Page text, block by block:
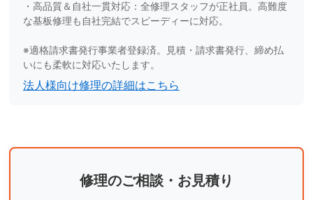
・高品質＆自社一貫対応：全修理スタッフが正社員。高難度
な基板修理も自社完結でスピーディーに対応。
※適格請求書発行事業者登録済。見積・請求書発行、締め払
いにも柔軟に対応いたします。
法人様向け修理の詳細はこちら
修理のご相談・お見積り